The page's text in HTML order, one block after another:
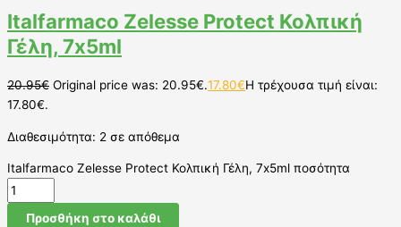
Italfarmaco Zelesse Protect Κολπική
Γέλη, 7x5ml
20.95€ Original price was: 20.95€.17.80€Η τρέχουσα τιμή είναι:
17.80€.
Διαθεσιμότητα: 2 σε απόθεμα
Italfarmaco Zelesse Protect Κολπική Γέλη, 7x5ml ποσότητα
Προσθήκη στο καλάθι